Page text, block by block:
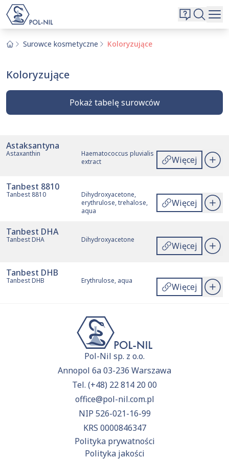
Kontakt
EN| PL
Surowce kosmetyczne Koloryzujące
Koloryzujące
Pokaż tabelę surowców
Nazwa handlowa
Astaksantyna
Astaxanthin
Haematococcus pluvialis
extract
Więcej
Tanbest 8810
Tanbest 8810
Dihydroxyacetone,
erythrulose, trehalose,
aqua
Więcej
Tanbest DHA
Tanbest DHA Dihydroxyacetone
Więcej
Tanbest DHB
Tanbest DHB Erythrulose, aqua
Więcej
Pol-Nil sp. z o.o.
Annopol 6a 03-236 Warszawa
Tel. (+48) 22 814 20 00
office@pol-nil.com.pl
NIP 526-021-16-99
KRS 0000846347
Polityka prywatności
Polityka jakości
Wybrane surowce i substancje
Aktualnie niczego nie dodałeś do zapytania.
ofertyi dodaj surowce, o których chcesz
dowiedzieć się więcej.
Wyszukiwarka
Szukaj